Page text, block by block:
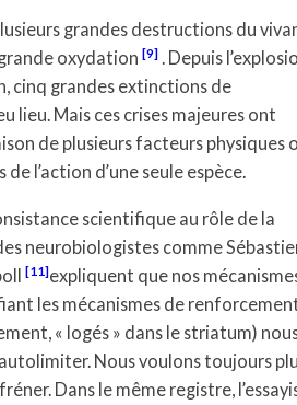
grandes destructions du
oxydation [9] . Depuis
cinq grandes extinctions de
lieu. Mais ces crises majeures ont
de plusieurs facteurs physiques
l’action d’une seule espèce.
scientifique au rôle de la
neurobiologistes comme
[11]expliquent que nos
les mécanismes de
« logés » dans le striatum)
Nous voulons toujours
Dans le même registre,